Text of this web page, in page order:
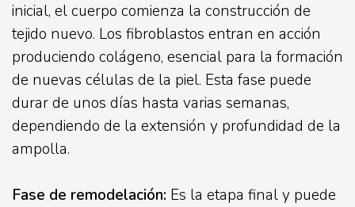
inicial, el cuerpo comienza la construcción de
tejido nuevo. Los fibroblastos entran en acción
produciendo colágeno, esencial para la formación
de nuevas células de la piel. Esta fase puede
durar de unos días hasta varias semanas,
dependiendo de la extensión y profundidad de la
ampolla.
Fase de remodelación: Es la etapa final y puede